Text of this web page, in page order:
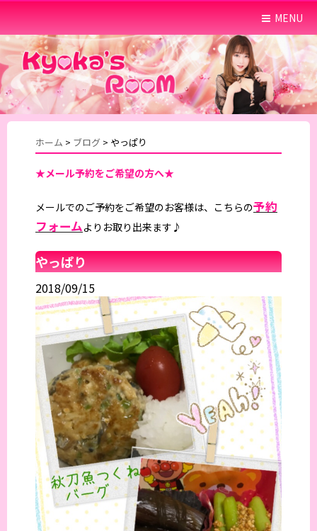
MENU
ホーム > ブログ > やっぱり
★メール予約をご希望の方へ★
メールでのご予約をご希望のお客様は、こちらの予約
フォームよりお取り出来ます♪
やっぱり
2018/09/15